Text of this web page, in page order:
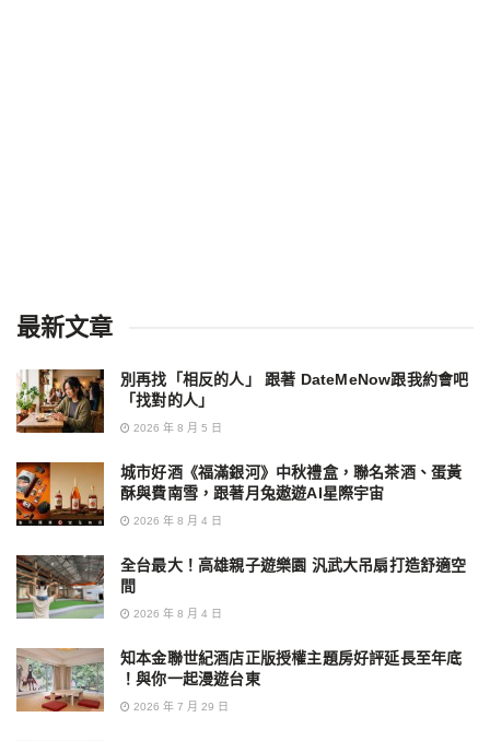
最新文章
別再找「相反的人」 跟著 DateMeNow跟我約會吧
「找對的人」
2026 年 8 月 5 日
城市好酒《福滿銀河》中秋禮盒，聯名茶酒、蛋黃
酥與費南雪，跟著月兔遨遊AI星際宇宙
2026 年 8 月 4 日
全台最大！高雄親子遊樂園 汎武大吊扇打造舒適空
間
2026 年 8 月 4 日
知本金聯世紀酒店正版授權主題房好評延長至年底
！與你一起漫遊台東
2026 年 7 月 29 日